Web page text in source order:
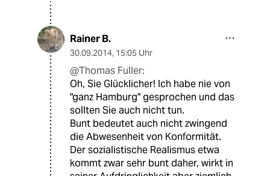
Rainer B.
30.09.2014, 15:05 Uhr
@Thomas Fuller:
Oh, Sie Glücklicher! Ich habe nie von
"ganz Hamburg" gesprochen und das
sollten Sie auch nicht tun.
Bunt bedeutet auch nicht zwingend
die Abwesenheit von Konformität.
Der sozialistische Realismus etwa
kommt zwar sehr bunt daher, wirkt in